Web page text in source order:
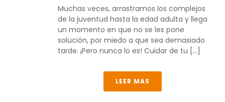
Muchas veces, arrastramos los complejos
de la juventud hasta la edad adulta y llega
un momento en que no se les pone
solución, por miedo a que sea demasiado
tarde. ¡Pero nunca lo es! Cuidar de tu [...]
LEER MAS